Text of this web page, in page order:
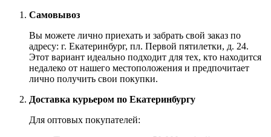
Самовывоз
Вы можете лично приехать и забрать свой заказ по
адресу: г. Екатеринбург, пл. Первой пятилетки, д. 24.
Этот вариант идеально подходит для тех, кто находится
недалеко от нашего местоположения и предпочитает
лично получить свои покупки.
Доставка курьером по Екатеринбургу
Для оптовых покупателей: